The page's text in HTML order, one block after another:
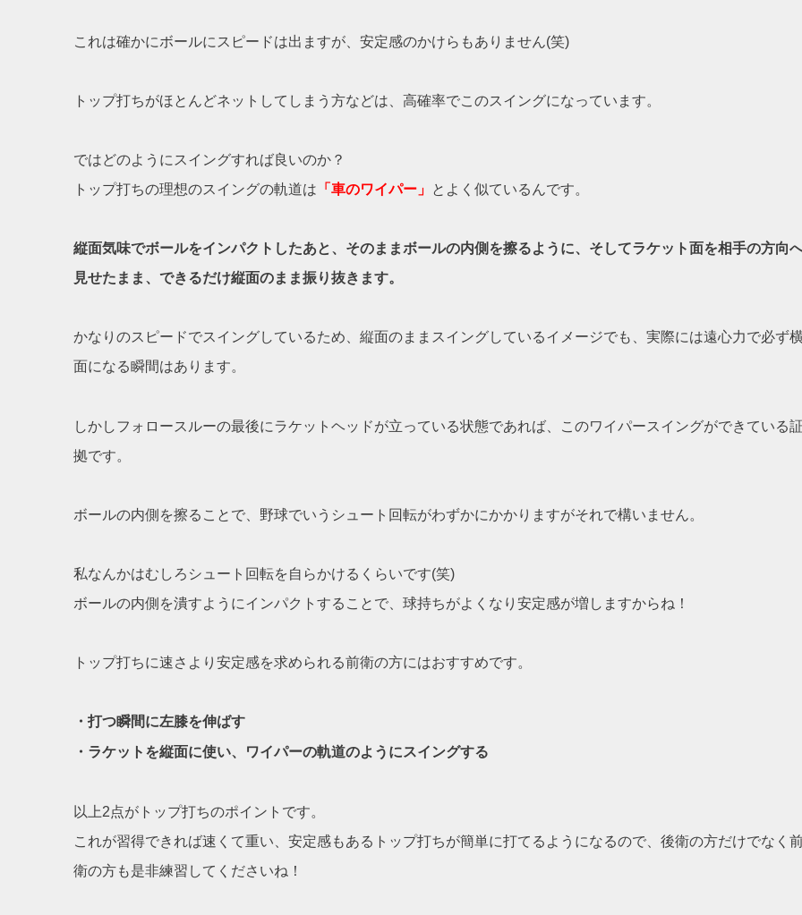
これは確かにボールにスピードは出ますが、安定感のかけらもありません(笑)
トップ打ちがほとんどネットしてしまう方などは、高確率でこのスイングになっています。
ではどのようにスイングすれば良いのか？
トップ打ちの理想のスイングの軌道は 「車のワイパー」 とよく似ているんです。
縦面気味でボールをインパクトしたあと、そのままボールの内側を擦るように、そしてラケット面を相手の方向
見せたまま、できるだけ縦面のまま振り抜きます。
かなりのスピードでスイングしているため、縦面のままスイングしているイメージでも、実際には遠心力で必ず
面になる瞬間はあります。
しかしフォロースルーの最後にラケットヘッドが立っている状態であれば、このワイパースイングができている
拠です。
ボールの内側を擦ることで、野球でいうシュート回転がわずかにかかりますがそれで構いません。
私なんかはむしろシュート回転を自らかけるくらいです(笑)
ボールの内側を潰すようにインパクトすることで、球持ちがよくなり安定感が増しますからね！
トップ打ちに速さより安定感を求められる前衛の方にはおすすめです。
・打つ瞬間に左膝を伸ばす
・ラケットを縦面に使い、ワイパーの軌道のようにスイングする
以上2点がトップ打ちのポイントです。
これが習得できれば速くて重い、安定感もあるトップ打ちが簡単に打てるようになるので、後衛の方だけでなく
衛の方も是非練習してくださいね！